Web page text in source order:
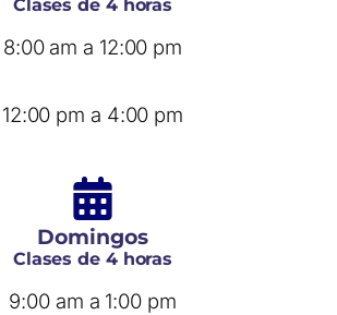
8:00 am a 12:00 pm
12:00 pm a 4:00 pm
Domingos
Clases de 4 horas
9:00 am a 1:00 pm